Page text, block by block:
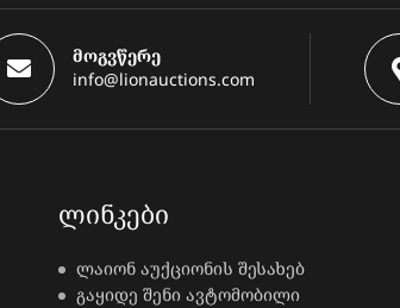
მოგვწერე
info@lionauctions.com
ᲚᲘᲜᲙᲔᲑᲘ
ლაიონ აუქციონის შესახებ
გაყიდე შენი ავტომობილი